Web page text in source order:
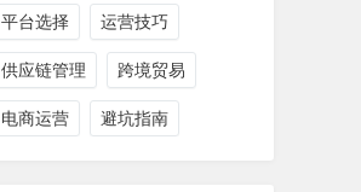
平台选择 运营技巧
供应链管理 跨境贸易
电商运营 避坑指南